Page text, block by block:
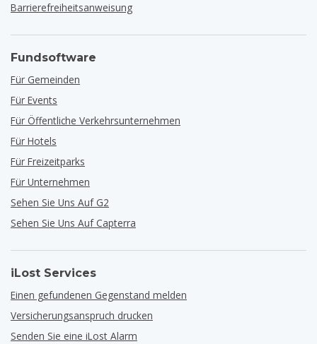
Barrierefreiheitsanweisung
Fundsoftware
Für Gemeinden
Für Events
Für Öffentliche Verkehrsunternehmen
Für Hotels
Für Freizeitparks
Für Unternehmen
Sehen Sie Uns Auf G2
Sehen Sie Uns Auf Capterra
iLost Services
Einen gefundenen Gegenstand melden
Versicherungsanspruch drucken
Senden Sie eine iLost Alarm